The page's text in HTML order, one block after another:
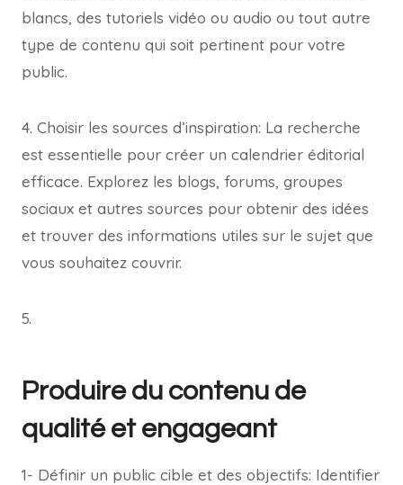
blancs, des tutoriels vidéo ou audio ou tout autre
type de contenu qui soit pertinent pour votre
public.
4. Choisir les sources d’inspiration: La recherche
est essentielle pour créer un calendrier éditorial
efficace. Explorez les blogs, forums, groupes
sociaux et autres sources pour obtenir des idées
et trouver des informations utiles sur le sujet que
vous souhaitez couvrir.
5.
Produire du contenu de
qualité et engageant
1- Définir un public cible et des objectifs: Identifier